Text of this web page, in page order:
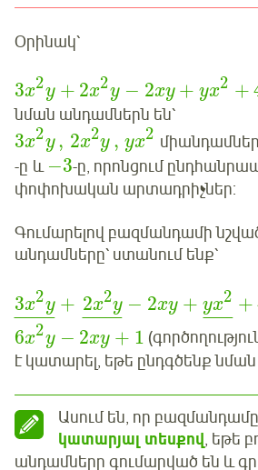
Օրինակ՝
3x2y + 2x2y − 2xy + yx2 +
նման անդամներն են՝
3x2y , 2x2y , yx2
-ը և −3-ը, որոնցում
փոփոխական արտադրիչներ:
Գումարելով բազմանդամի
անդամները՝ ստանում ենք՝
3x2y
¯ ¯
¯¯¯¯¯
+ 2x2y
¯ ¯
¯¯¯¯¯
− 2xy + yx2
¯ ¯
¯¯¯
+
6x2y − 2xy + 1
է կատարել, եթե ընդգծենք
Ասում են, որ
կատարյալ տեսքով, եթե
անդամները գումարված են և